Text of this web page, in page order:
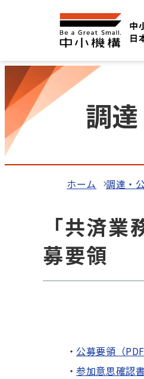
調
ホーム 調達・
「共済
募要領
公募要領（
参加意思確認